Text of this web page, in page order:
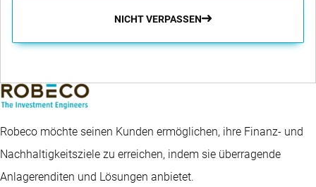
NICHT VERPASSEN
Robeco möchte seinen Kunden ermöglichen, ihre Finanz- und
Nachhaltigkeitsziele zu erreichen, indem sie überragende
Anlagerenditen und Lösungen anbietet.